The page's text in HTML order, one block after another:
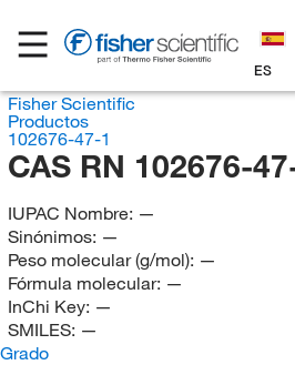
ES
Fisher Scientific
Productos
102676-47-1
CAS RN 102676-
IUPAC Nombre: —
Sinónimos: —
Peso molecular (g/mol): —
Fórmula molecular: —
InChi Key: —
SMILES: —
Grado